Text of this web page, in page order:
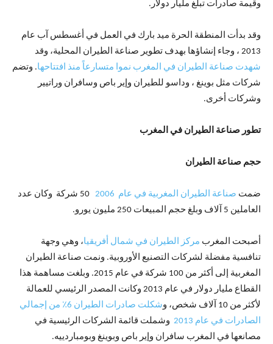
وقيمة صادرات تبلغ مليار دولار.
وقد بدأت المنطقة الحرة ميد بارك في العمل في أغسطس آب عام
2013 ، وجاء إنشاؤها بهدف تطوير صناعة الطيران المحلية، وقد
شهدت صناعة الطيران في المغرب نموا متسارعاً منذ افتتاحها. وتضم
شركات مثل بوينغ ، وداسو للطيران وإير باص وسافران وراتيير
وشركات أخرى.
تطور صناعة الطيران في المغرب
حجم صناعة الطيران
ضمت صناعة الطيران المغربية في عام 2006
50 شركة وكان عدد
العاملين 5 آلاف وبلغ حجم المبيعات 250 مليون يورو.
أصبحت المغرب مركز الطيران في شمال أفريقيا، وهي وجهة
تنافسية مفضلة لشركات التصنيع الأوروبية. ونمت صناعة الطيران
المغربية إلى أكثر من 100 شركة في عام 2015. وبلغت مساهمة هذا
القطاع مليار دولار في عام 2013 وكانت المصدر الرئيسي للعمالة
لأكثر من 10 آلاف شخص، و
شكلت صادرات الطيران 6٪ من إجمالي
الصادرات في عام 2013
وشملت قائمة الشركات الرئيسية في
مصانعها في المغرب سافران وإير باص وبوينغ وبومباردييه.